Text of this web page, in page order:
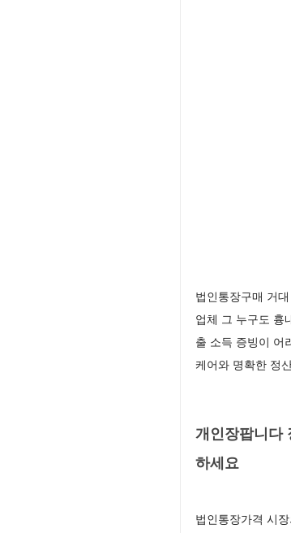
법인통장구매 거
업체 그 누구도 흉
출 소득 증빙이 어
케어와 명확한 정
개인장팝니다
하세요
법인통장가격 시